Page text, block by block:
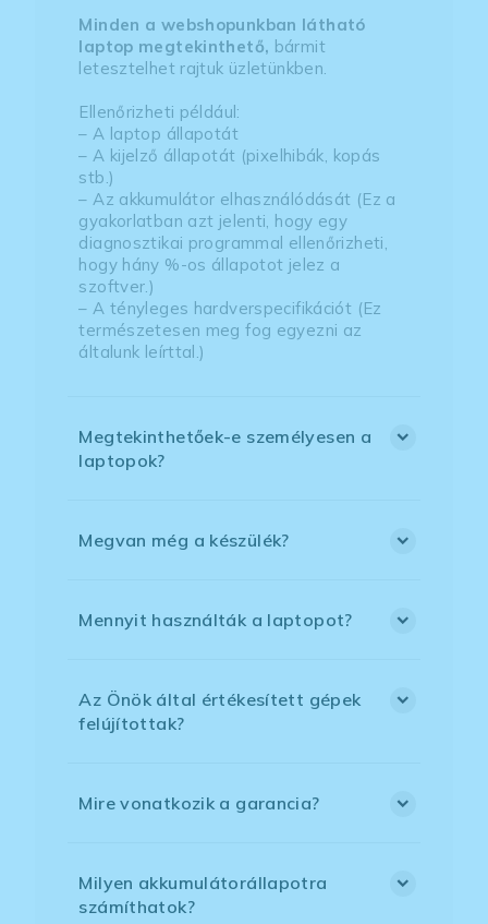
Minden a webshopunkban látható
laptop megtekinthető, bármit
letesztelhet rajtuk üzletünkben.
Ellenőrizheti például:
– A laptop állapotát
– A kijelző állapotát (pixelhibák, kopás
stb.)
– Az akkumulátor elhasználódását (Ez a
gyakorlatban azt jelenti, hogy egy
diagnosztikai programmal ellenőrizheti,
hogy hány %-os állapotot jelez a
szoftver.)
– A tényleges hardverspecifikációt (Ez
természetesen meg fog egyezni az
általunk leírttal.)
Megtekinthetőek-e személyesen a
laptopok?
Megvan még a készülék?
Mennyit használták a laptopot?
Az Önök által értékesített gépek
felújítottak?
Mire vonatkozik a garancia?
Milyen akkumulátorállapotra
számíthatok?